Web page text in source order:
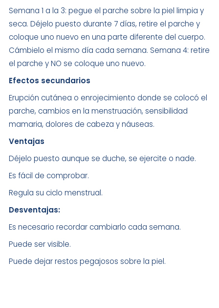
Semana 1 a la 3: pegue el parche sobre la piel limpia y
seca. Déjelo puesto durante 7 días, retire el parche y
coloque uno nuevo en una parte diferente del cuerpo.
Cámbielo el mismo día cada semana. Semana 4: retire
el parche y NO se coloque uno nuevo.
Efectos secundarios
Erupción cutánea o enrojecimiento donde se colocó el
parche, cambios en la menstruación, sensibilidad
mamaria, dolores de cabeza y náuseas.
Ventajas
Déjelo puesto aunque se duche, se ejercite o nade.
Es fácil de comprobar.
Regula su ciclo menstrual.
Desventajas:
Es necesario recordar cambiarlo cada semana.
Puede ser visible.
Puede dejar restos pegajosos sobre la piel.